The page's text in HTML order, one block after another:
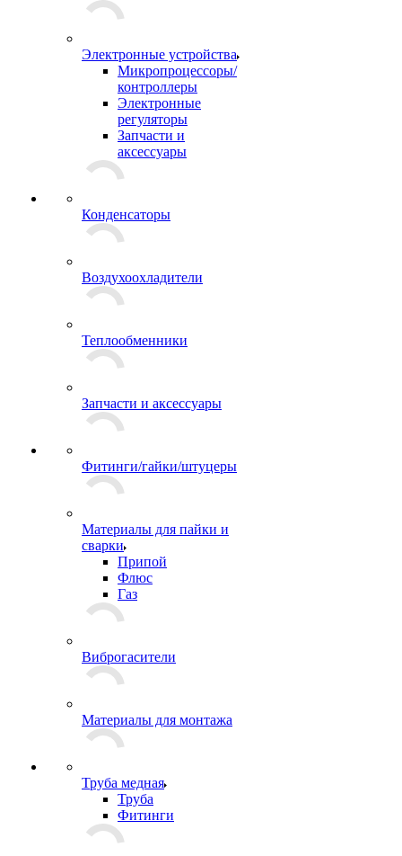
Электронные устройства
Микропроцессоры/
контроллеры
Электронные
регуляторы
Запчасти и
аксессуары
Конденсаторы
Воздухоохладители
Теплообменники
Запчасти и аксессуары
Фитинги/гайки/штуцеры
Материалы для пайки и
сварки
Припой
Флюс
Газ
Виброгасители
Материалы для монтажа
Труба медная
Труба
Фитинги